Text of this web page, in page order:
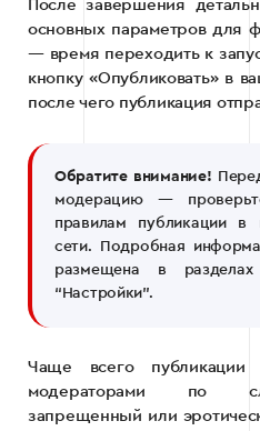
После завершения
основных параметров для
— время переходить к
кнопку «Опубликовать» в
после чего публикация
Обратите внимание!
модерацию —
правилам публикации в
сети. Подробная
размещена в
“Настройки”.
Чаще всего публикации
модераторами по
запрещенный или